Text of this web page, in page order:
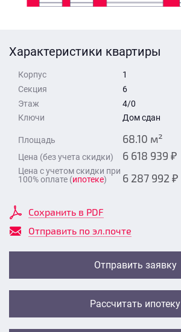
Характеристики квартиры
Корпус
1
Секция
6
Этаж
4/0
Ключи
Дом сдан
Площадь 68.10 м²
Цена (без учета скидки) 6 618 939 ₽
Цена с учетом скидки при
100% оплате (ипотеке) 6 287 992 ₽
Сохранить в PDF
Отправить по эл.почте
Отправить заявку
Рассчитать ипотеку
Отправить